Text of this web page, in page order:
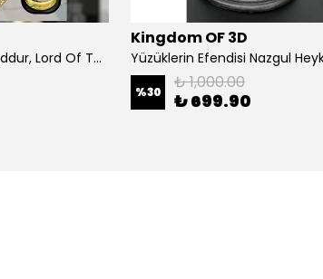
Yüzüklerin Efendisi Baraddur, Lord Of The Rings, Sauron'un Gözü Biblo, Barad Dur Kale
Kingdom OF 3D
%30 ₺ 1,000.00
₺ 699.90